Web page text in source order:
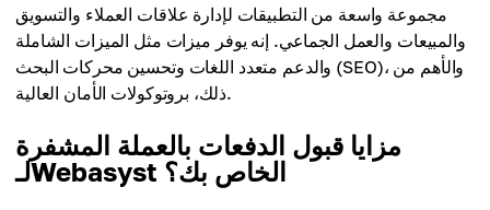
مجموعة واسعة من التطبيقات لإدارة علاقات العملاء والتسويق
والمبيعات والعمل الجماعي. إنه يوفر ميزات مثل الميزات الشاملة
والدعم متعدد اللغات وتحسين محركات البحث (SEO)، والأهم من
ذلك، بروتوكولات الأمان العالية.
مزايا قبول الدفعات بالعملة المشفرة
لـWebasyst الخاص بك؟